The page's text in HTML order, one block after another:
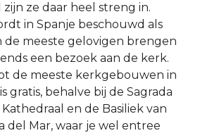
zijn ze daar heel streng in.
in Spanje beschouwd als
de meeste gelovigen brengen
een bezoek aan de kerk.
de meeste kerkgebouwen in
gratis, behalve bij de Sagrada
Kathedraal en de Basiliek van
del Mar, waar je wel entree